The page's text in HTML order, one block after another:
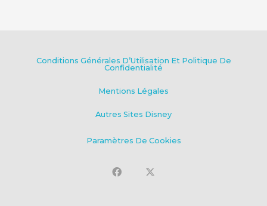
Conditions Générales D’Utilisation Et Politique De
Confidentialité
Mentions Légales
Autres Sites Disney
Paramètres De Cookies